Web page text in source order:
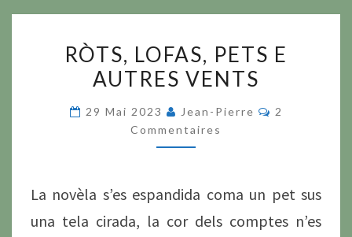
LOFAS,
PETS
VENTS
RÒTS, LOFAS, PETS E
AUTRES VENTS
29 Mai 2023 Jean-Pierre
2
Commentaires
La novèla s’es espandida coma un pet sus
una tela cirada, la cor dels comptes n’es